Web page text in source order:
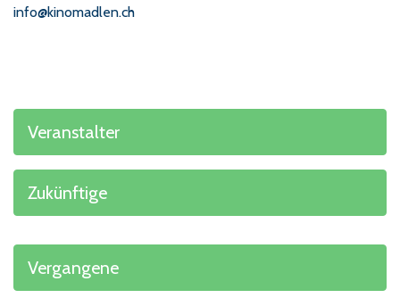
info@kinomadlen.ch
Veranstalter
Zukünftige
Vergangene